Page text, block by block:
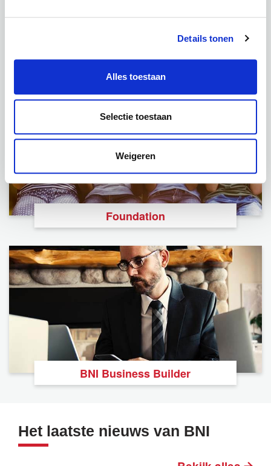
Details tonen
Alles toestaan
Selectie toestaan
Weigeren
Podcast
Foundation
BNI Business Builder
Het laatste nieuws van BNI